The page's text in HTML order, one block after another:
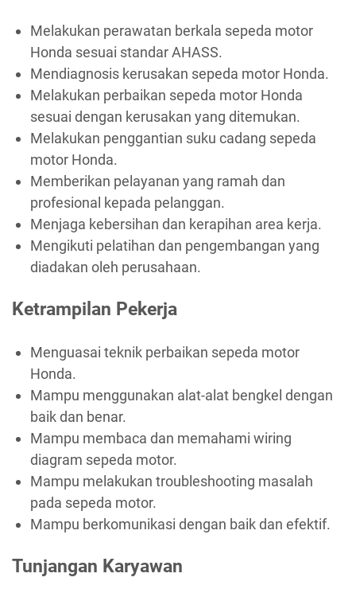
Melakukan perawatan berkala sepeda motor
Honda sesuai standar AHASS.
Mendiagnosis kerusakan sepeda motor Honda.
Melakukan perbaikan sepeda motor Honda
sesuai dengan kerusakan yang ditemukan.
Melakukan penggantian suku cadang sepeda
motor Honda.
Memberikan pelayanan yang ramah dan
profesional kepada pelanggan.
Menjaga kebersihan dan kerapihan area kerja.
Mengikuti pelatihan dan pengembangan yang
diadakan oleh perusahaan.
Ketrampilan Pekerja
Menguasai teknik perbaikan sepeda motor
Honda.
Mampu menggunakan alat-alat bengkel dengan
baik dan benar.
Mampu membaca dan memahami wiring
diagram sepeda motor.
Mampu melakukan troubleshooting masalah
pada sepeda motor.
Mampu berkomunikasi dengan baik dan efektif.
Tunjangan Karyawan